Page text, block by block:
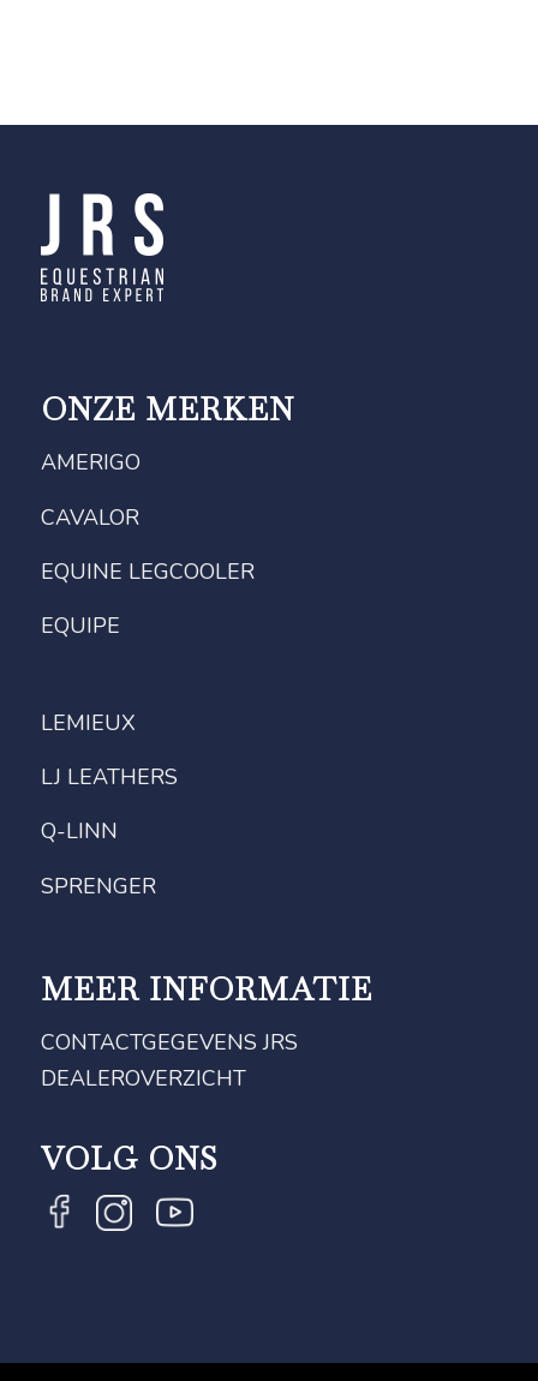
ONZE MERKEN
AMERIGO
CAVALOR
EQUINE LEGCOOLER
EQUIPE
LEMIEUX
LJ LEATHERS
Q-LINN
SPRENGER
MEER INFORMATIE
CONTACTGEGEVENS JRS
DEALEROVERZICHT
VOLG ONS